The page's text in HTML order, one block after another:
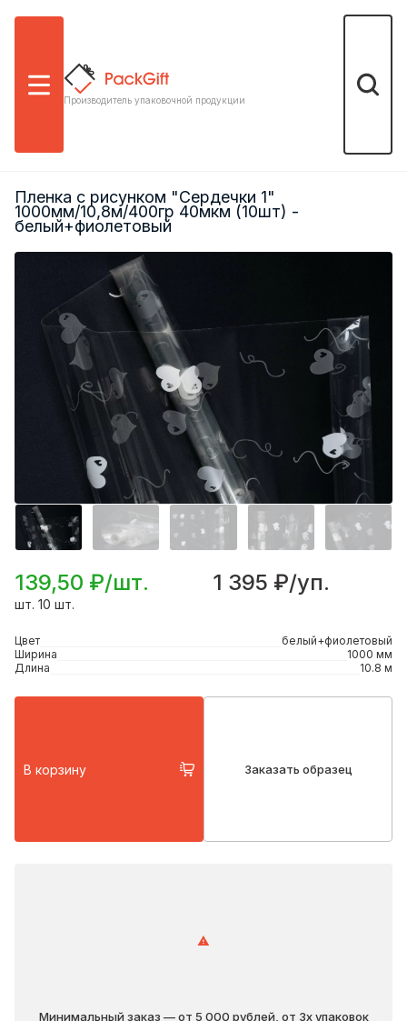
Меню
Производитель упаковочной продукции
Поиск
Пленка с рисунком "Сердечки 1"
1000мм/10,8м/400гр 40мкм (10шт) -
белый+фиолетовый
139,50 ₽/шт. 1 395 ₽/уп.
шт. 10 шт.
Цвет
белый+фиолетовый
Ширина
1000 мм
Длина
10.8 м
В корзину Заказать образец
Минимальный заказ — от 5 000 рублей, от 3х упаковок